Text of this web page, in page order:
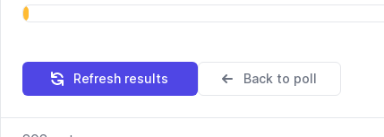
Refresh results Back to poll